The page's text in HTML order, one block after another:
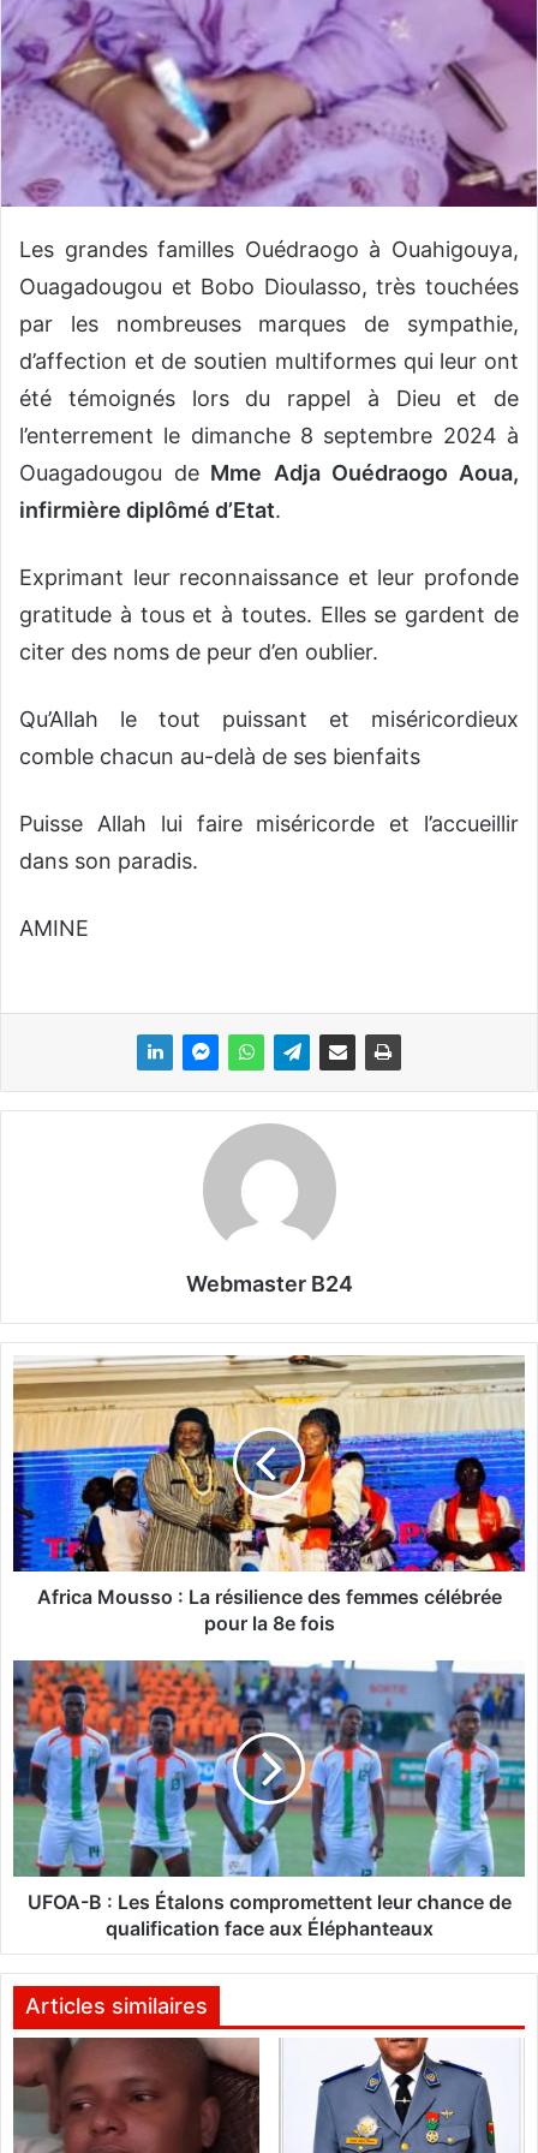
Les grandes familles Ouédraogo à Ouahigouya,
Ouagadougou et Bobo Dioulasso, très touchées
par les nombreuses marques de sympathie,
d’affection et de soutien multiformes qui leur ont
été témoignés lors du rappel à Dieu et de
l’enterrement le dimanche 8 septembre 2024 à
Ouagadougou de Mme Adja Ouédraogo Aoua,
infirmière diplômé d’Etat.
Exprimant leur reconnaissance et leur profonde
gratitude à tous et à toutes. Elles se gardent de
citer des noms de peur d’en oublier.
Qu’Allah le tout puissant et miséricordieux
comble chacun au-delà de ses bienfaits
Puisse Allah lui faire miséricorde et l’accueillir
dans son paradis.
AMINE
Webmaster B24
A
r
c
M
o
u
:
L
a
r
é
i
c
s
Africa Mousso : La résilience des femmes célébrée
pour la 8e fois
U
F
O
A
-
B
L
e
t
a
o
s
UFOA-B : Les Étalons compromettent leur chance de
qualification face aux Éléphanteaux
Articles similaires